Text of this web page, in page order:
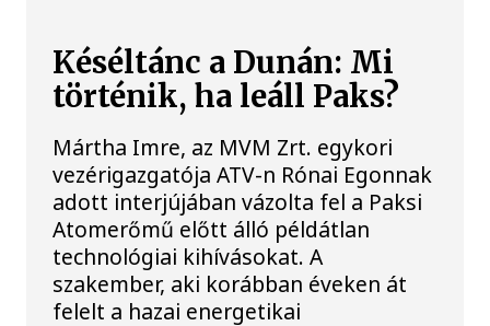
Késéltánc a Dunán: Mi
történik, ha leáll Paks?
Mártha Imre, az MVM Zrt. egykori
vezérigazgatója ATV-n Rónai Egonnak
adott interjújában vázolta fel a Paksi
Atomerőmű előtt álló példátlan
technológiai kihívásokat. A
szakember, aki korábban éveken át
felelt a hazai energetikai